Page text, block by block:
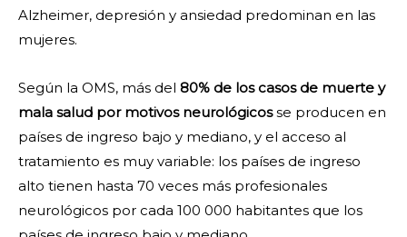
Alzheimer, depresión y ansiedad predominan en las
mujeres.
Según la OMS, más del 80% de los casos de muerte y
mala salud por motivos neurológicosse producen en
países de ingreso bajo y mediano, y el acceso al
tratamiento es muy variable: los países de ingreso
alto tienen hasta 70 veces más profesionales
neurológicos por cada 100 000 habitantes que los